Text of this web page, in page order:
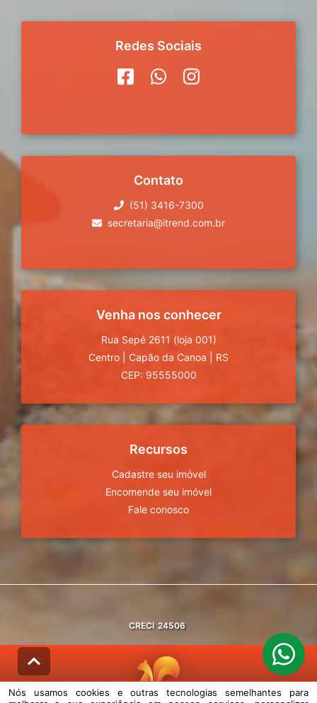
Redes Sociais
Contato
(51) 3416-7300
secretaria@itrend.com.br
Venha nos conhecer
Rua Sepé 2611 (loja 001)
Centro
Capão da Canoa
RS
CEP: 95555000
Recursos
Cadastre seu imóvel
Encomende seu imóvel
Fale conosco
CRECI 24506
Nós usamos cookies e outras tecnologias semelhantes para